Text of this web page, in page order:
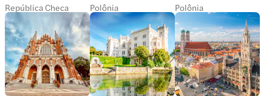
República Checa Polônia Polônia